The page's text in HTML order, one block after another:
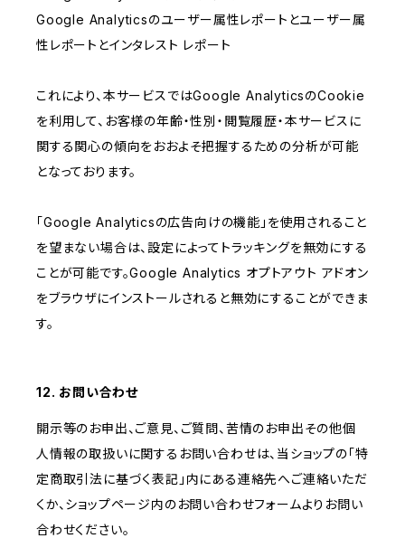
Google Analyticsのユーザー属性レポートとユーザー属
性レポートとインタレスト レポート
これにより、本サービスではGoogle AnalyticsのCookie
を利用して、お客様の年齢・性別・閲覧履歴・本サービスに
関する関心の傾向をおおよそ把握するための分析が可能
となっております。
「Google Analyticsの広告向けの機能」を使用されること
を望まない場合は、設定によってトラッキングを無効にする
ことが可能です。Google Analytics オプトアウト アドオン
をブラウザにインストールされると無効にすることができま
す。
12. お問い合わせ
開示等のお申出、ご意見、ご質問、苦情のお申出その他個
人情報の取扱いに関するお問い合わせは、当ショップの「特
定商取引法に基づく表記」内にある連絡先へご連絡いただ
くか、ショップページ内のお問い合わせフォームよりお問い
合わせください。